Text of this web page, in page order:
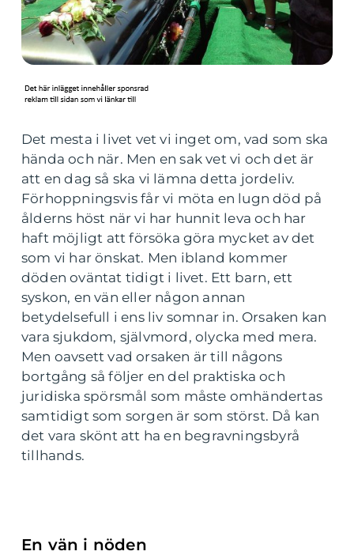
Det mesta i livet vet vi inget om, vad som ska
hända och när. Men en sak vet vi och det är
att en dag så ska vi lämna detta jordeliv.
Förhoppningsvis får vi möta en lugn död på
ålderns höst när vi har hunnit leva och har
haft möjligt att försöka göra mycket av det
som vi har önskat. Men ibland kommer
döden oväntat tidigt i livet. Ett barn, ett
syskon, en vän eller någon annan
betydelsefull i ens liv somnar in. Orsaken kan
vara sjukdom, självmord, olycka med mera.
Men oavsett vad orsaken är till någons
bortgång så följer en del praktiska och
juridiska spörsmål som måste omhändertas
samtidigt som sorgen är som störst. Då kan
det vara skönt att ha en begravningsbyrå
tillhands.
En vän i nöden